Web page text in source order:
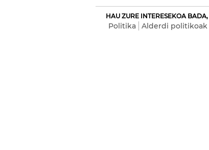
HAU ZURE INTERESEKOA
Politika Alderdi